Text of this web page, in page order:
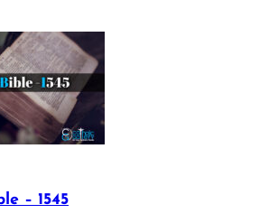
– 1545